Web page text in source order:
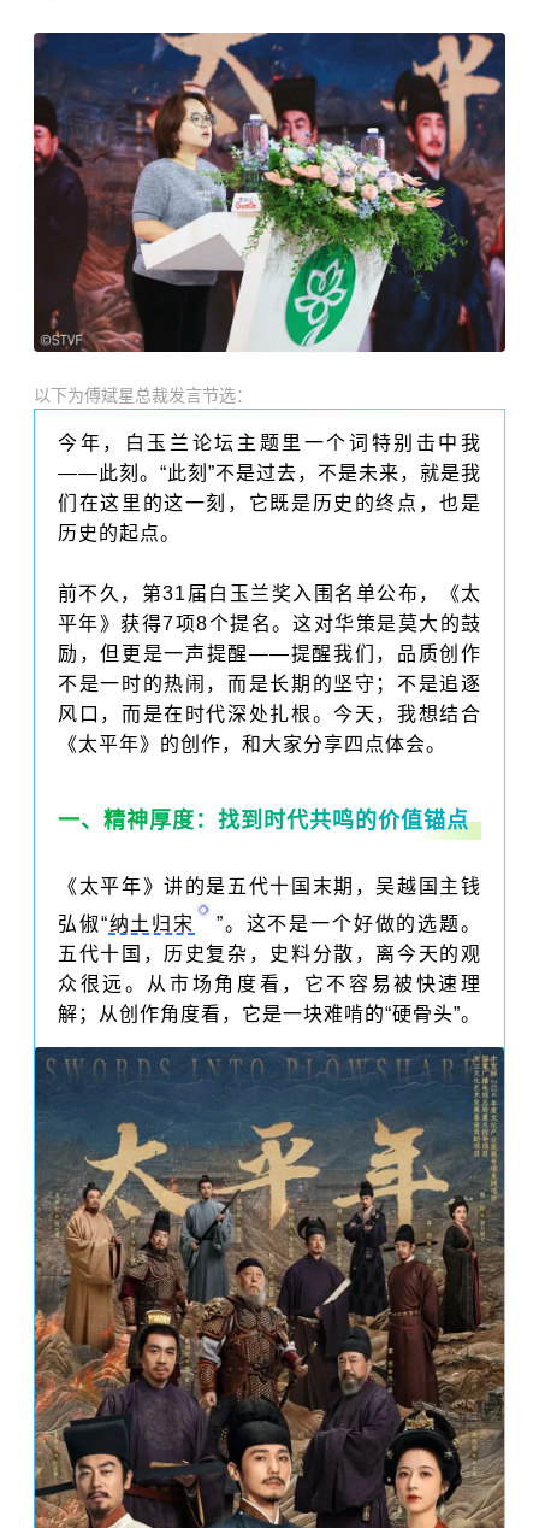
以下为傅斌星总裁发言节选：
今年，白玉兰论坛主题里一个词特别击中我
——此刻。“此刻”不是过去，不是未来，就是我
们在这里的这一刻，它既是历史的终点，也是
历史的起点。
前不久，第31届白玉兰奖入围名单公布，《太
平年》获得7项8个提名。这对华策是莫大的鼓
励，但更是一声提醒——提醒我们，品质创作
不是一时的热闹，而是长期的坚守；不是追逐
风口，而是在时代深处扎根。今天，我想结合
《太平年》的创作，和大家分享四点体会。
一、 精神厚度：找到时代共鸣的价值锚点
《太平年》讲的是五代十国末期，吴越国主钱
弘俶“纳土归宋
”。这不是一个好做的选题。
五代十国，历史复杂，史料分散，离今天的观
众很远。从市场角度看，它不容易被快速理
解；从创作角度看，它是一块难啃的“硬骨头”。